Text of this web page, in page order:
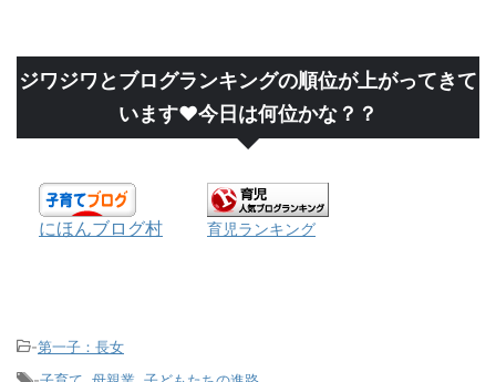
ジワジワとブログランキングの順位が上がってきて
います❤今日は何位かな？？
にほんブログ村 育児ランキング
-第一子：長女